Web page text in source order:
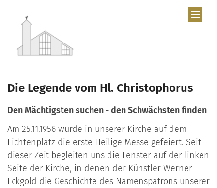
Die Legende vom Hl. Christophorus
Den Mächtigsten suchen - den Schwächsten finden
Am 25.11.1956 wurde in unserer Kirche auf dem
Lichtenplatz die erste Heilige Messe gefeiert. Seit
dieser Zeit begleiten uns die Fenster auf der linken
Seite der Kirche, in denen der Künstler Werner
Eckgold die Geschichte des Namenspatrons unserer